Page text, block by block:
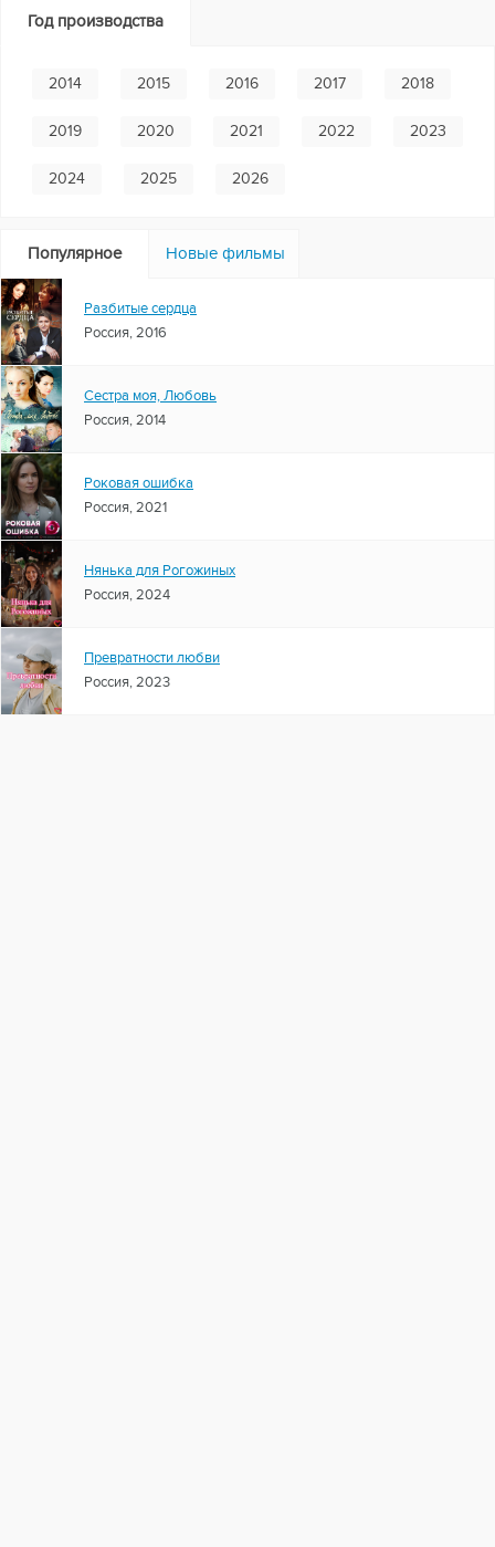
Год производства
2014 2015 2016 2017 2018
2019 2020 2021 2022 2023
2024 2025 2026
Популярное Новые фильмы
Разбитые сердца
Россия, 2016
Сестра моя, Любовь
Россия, 2014
Роковая ошибка
Россия, 2021
Нянька для Рогожиных
Россия, 2024
Превратности любви
Россия, 2023